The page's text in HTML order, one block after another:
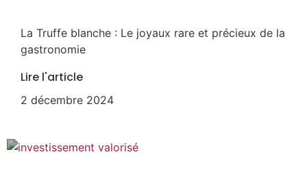
La Truffe blanche : Le joyaux rare et précieux de la
gastronomie
Lire l'article
2 décembre 2024